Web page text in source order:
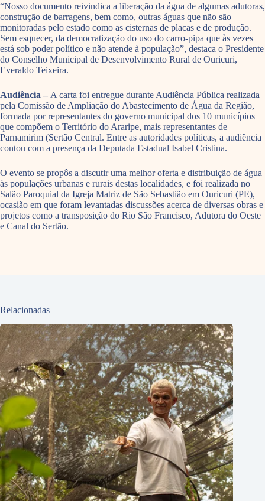
“Nosso documento reivindica a liberação da água de algumas adutoras,
construção de barragens, bem como, outras águas que não são
monitoradas pelo estado como as cisternas de placas e de produção.
Sem esquecer, da democratização do uso do carro-pipa que às vezes
está sob poder político e não atende à população”, destaca o Presidente
do Conselho Municipal de Desenvolvimento Rural de Ouricuri,
Everaldo Teixeira.
Audiência – A carta foi entregue durante Audiência Pública realizada
pela Comissão de Ampliação do Abastecimento de Água da Região,
formada por representantes do governo municipal dos 10 municípios
que compõem o Território do Araripe, mais representantes de
Parnamirim (Sertão Central. Entre as autoridades políticas, a audiência
contou com a presença da Deputada Estadual Isabel Cristina.
O evento se propôs a discutir uma melhor oferta e distribuição de água
às populações urbanas e rurais destas localidades, e foi realizada no
Salão Paroquial da Igreja Matriz de São Sebastião em Ouricuri (PE),
ocasião em que foram levantadas discussões acerca de diversas obras e
projetos como a transposição do Rio São Francisco, Adutora do Oeste
e Canal do Sertão.
Relacionadas